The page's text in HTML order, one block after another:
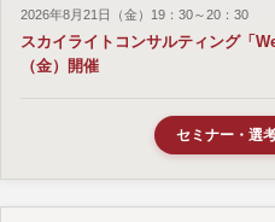
2026年8月21日（金）19：30～20：30
スカイライトコンサルティング「
（金）開催
セミナー・選